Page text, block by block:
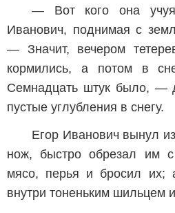
— Вот кого она
Иванович, поднимая с
— Значит, вечером
кормились, а потом в
Семнадцать штук было, —
пустые углубления в снегу.
Егор Иванович вынул
нож, быстро обрезал им с
мясо, перья и бросил их;
внутри тоненьким шильцем